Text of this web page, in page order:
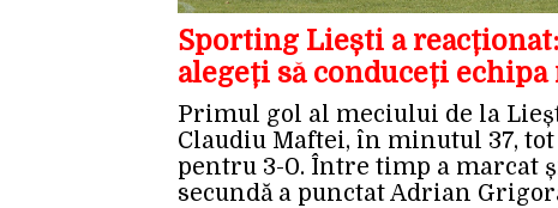
Sporting Liești a
alegeți să conduceți
Primul gol al meciului de la
Claudiu Maftei, în minutul 37,
pentru 3-0. Între timp a marcat
secundă a punctat Adrian